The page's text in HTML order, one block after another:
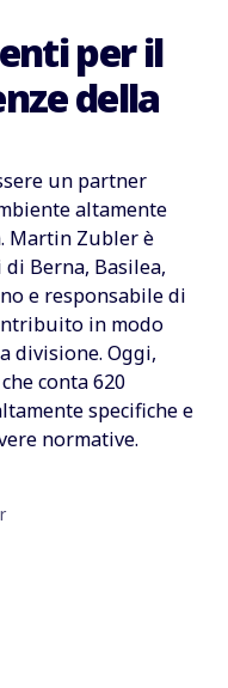
per il
della
un partner
altamente
Martin Zubler è
Berna, Basilea,
e responsabile di
in modo
divisione. Oggi,
conta 620
specifiche e
normative.